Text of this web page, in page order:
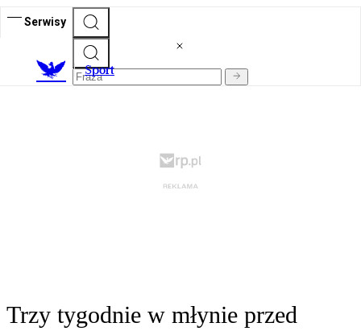
Serwisy
Sport
Trzy tygodnie w młynie przed